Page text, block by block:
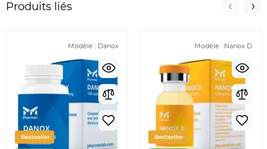
Produits liés
Modèle : Danox
Bestseller
Modèle : Nanox D
Bestseller